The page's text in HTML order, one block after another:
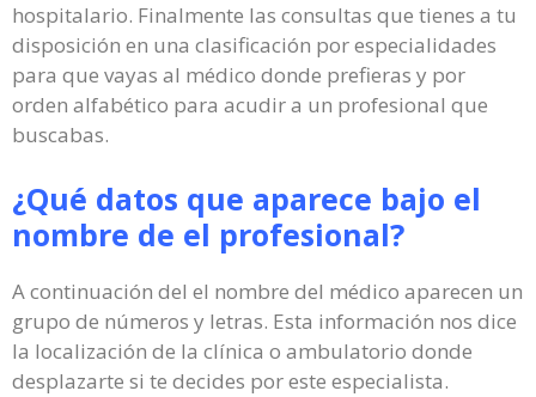
hospitalario. Finalmente las consultas que tienes a tu
disposición en una clasificación por especialidades
para que vayas al médico donde prefieras y por
orden alfabético para acudir a un profesional que
buscabas.
¿Qué datos que aparece bajo el
nombre de el profesional?
A continuación del el nombre del médico aparecen un
grupo de números y letras. Esta información nos dice
la localización de la clínica o ambulatorio donde
desplazarte si te decides por este especialista.